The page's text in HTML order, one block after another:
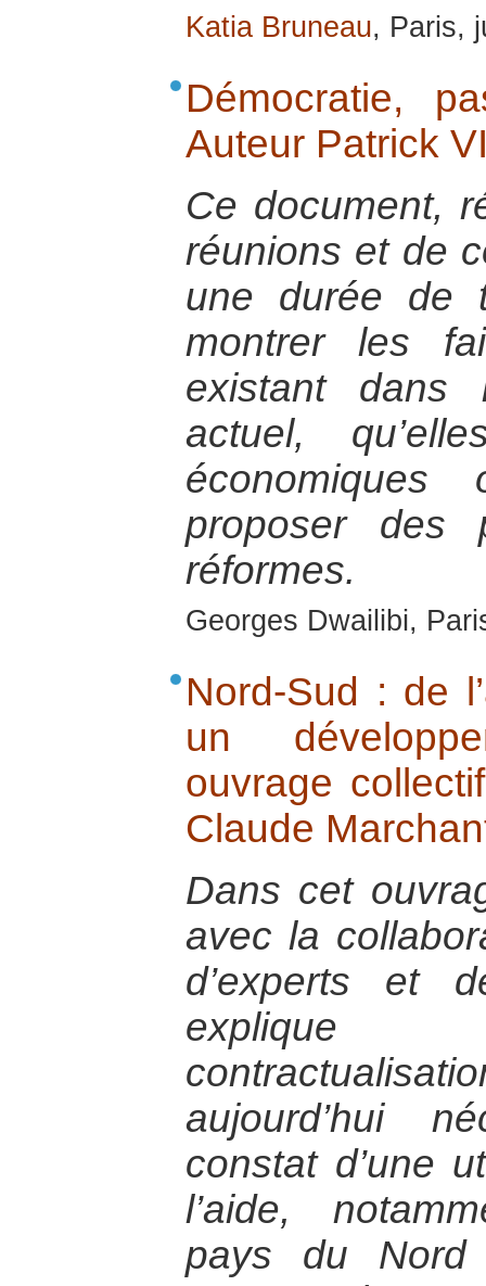
Katia Bruneau, Paris,
Démocratie,
Auteur Patrick
Ce document,
réunions et de
une durée de
montrer les
existant dans
actuel,
proposer des
réformes.
Georges Dwailibi,
Nord-Sud : de
un
ouvrage
Claude
Dans cet
avec la
d’experts et
explique
aujourd’hui
constat d’une
l’aide,
pays du